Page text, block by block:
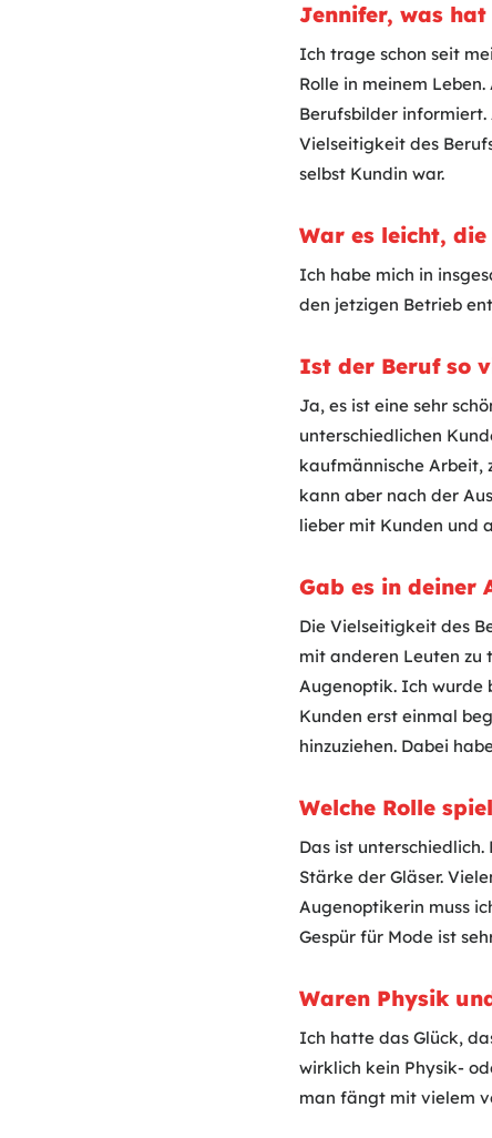
Jennifer, was
Ich trage schon seit
Rolle in meinem
Berufsbilder informiert.
Vielseitigkeit des
selbst Kundin war.
War es leicht,
Ich habe mich in
den jetzigen Betrieb
Ist der Beruf so
Ja, es ist eine sehr
unterschiedlichen
kaufmännische Arbeit,
kann aber nach der
lieber mit Kunden und
Gab es in deiner
Die Vielseitigkeit des
mit anderen Leuten zu
Augenoptik. Ich wurde
Kunden erst einmal
hinzuziehen. Dabei
Welche Rolle
Das ist
Stärke der Gläser.
Augenoptikerin muss
Gespür für Mode ist
Waren Physik
Ich hatte das Glück,
wirklich kein Physik-
man fängt mit vielem